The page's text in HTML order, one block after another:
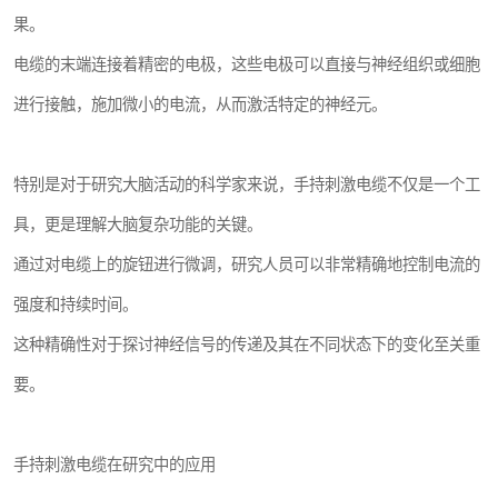
果。
电缆的末端连接着精密的电极，这些电极可以直接与神经组织或细胞
进行接触，施加微小的电流，从而激活特定的神经元。
特别是对于研究大脑活动的科学家来说，手持刺激电缆不仅是一个工
具，更是理解大脑复杂功能的关键。
通过对电缆上的旋钮进行微调，研究人员可以非常精确地控制电流的
强度和持续时间。
这种精确性对于探讨神经信号的传递及其在不同状态下的变化至关重
要。
手持刺激电缆在研究中的应用